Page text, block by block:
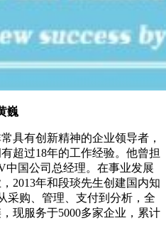
巍
具有创新精神的企业领导者，
超过18年的工作经验。他曾担
中国公司总经理。在事业发展
2013年和段琰先生创建国内知
采购、管理、支付到分析，全
现服务于5000多家企业，累计